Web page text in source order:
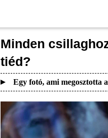
Minden
tiéd?
Egy fotó, ami megosztotta